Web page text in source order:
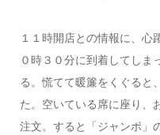
１１時開店との情報に、心
０時３０分に到着してしま
る。慌てて暖簾をくぐると
た。空いている席に座り、
注文。すると「ジャンボ」